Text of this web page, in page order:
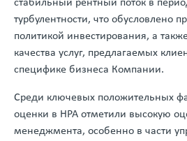
стабильный рентный поток в
турбулентности, что обусловлено
политикой инвестирования, а
качества услуг, предлагаемых
специфике бизнеса Компании.
Среди ключевых положительных
оценки в НРА отметили высокую
менеджмента, особенно в части